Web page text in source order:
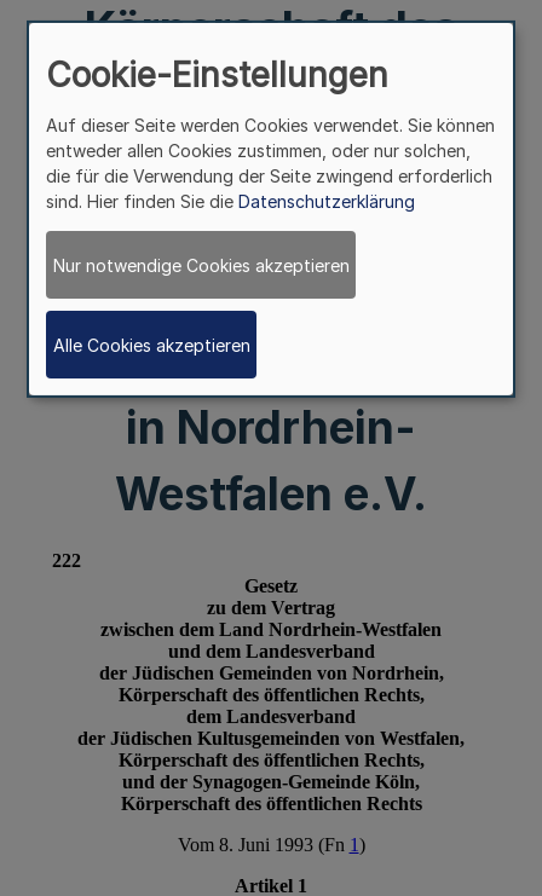
Körperschaft des
öffentlichen Rechts –
und dem
Landesverband
progressiver
jüdischer Gemeinden
in Nordrhein-
Westfalen e.V.
Cookie-Einstellungen
Auf dieser Seite werden Cookies verwendet. Sie können
entweder allen Cookies zustimmen, oder nur solchen,
die für die Verwendung der Seite zwingend erforderlich
sind. Hier finden Sie die Datenschutzerklärung
Nur notwendige Cookies akzeptieren
Alle Cookies akzeptieren